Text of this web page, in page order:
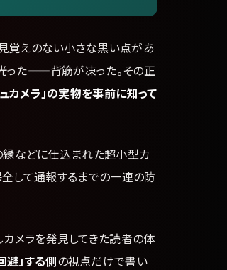
覚えのない小さな黒い点があ
った——背筋が凍った。その正
カメラ」の実物を事前に知って
縁などに仕込まれた超小型カ
全して通報するまでの一連の防
メラを発見してきた読者の体
避」する側の視点だけで書い